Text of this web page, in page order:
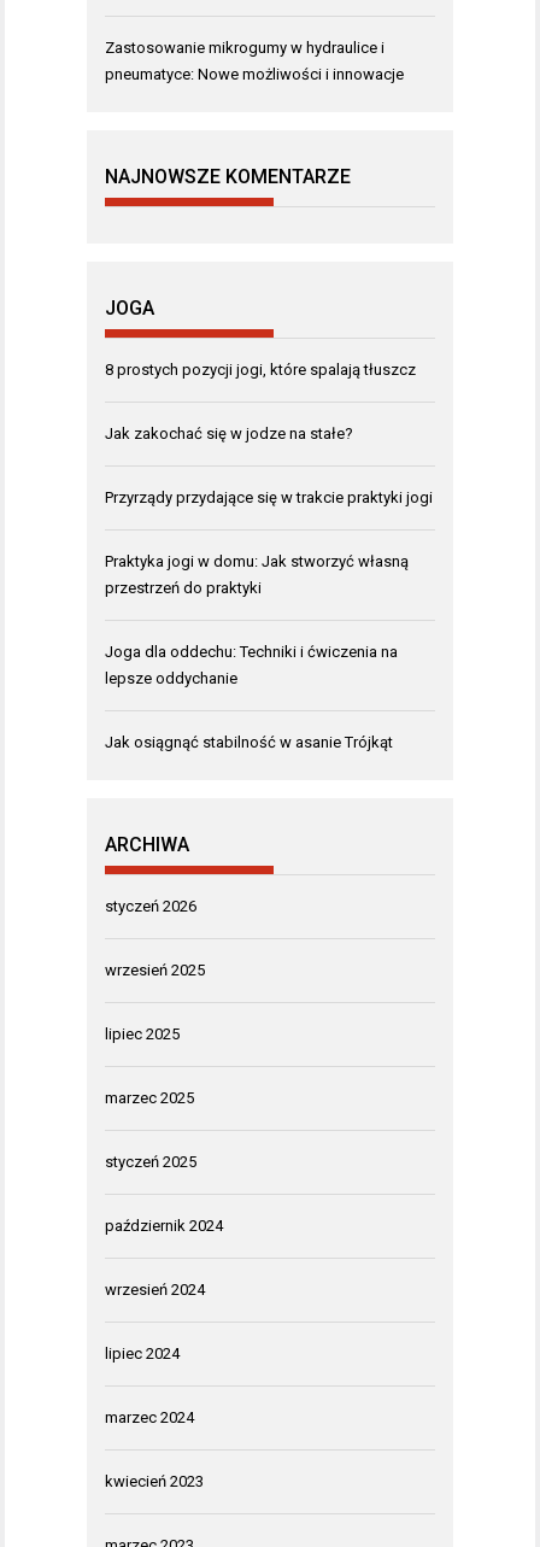
Zastosowanie mikrogumy w hydraulice i
pneumatyce: Nowe możliwości i innowacje
NAJNOWSZE KOMENTARZE
JOGA
8 prostych pozycji jogi, które spalają tłuszcz
Jak zakochać się w jodze na stałe?
Przyrządy przydające się w trakcie praktyki jogi
Praktyka jogi w domu: Jak stworzyć własną
przestrzeń do praktyki
Joga dla oddechu: Techniki i ćwiczenia na
lepsze oddychanie
Jak osiągnąć stabilność w asanie Trójkąt
ARCHIWA
styczeń 2026
wrzesień 2025
lipiec 2025
marzec 2025
styczeń 2025
październik 2024
wrzesień 2024
lipiec 2024
marzec 2024
kwiecień 2023